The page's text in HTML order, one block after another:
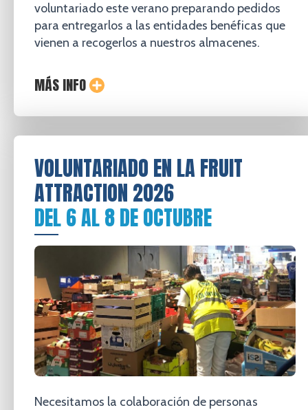
voluntariado este verano preparando pedidos
para entregarlos a las entidades benéficas que
vienen a recogerlos a nuestros almacenes.
MÁS INFO
VOLUNTARIADO EN LA FRUIT
ATTRACTION 2026
DEL 6 AL 8 DE OCTUBRE
Necesitamos la colaboración de personas